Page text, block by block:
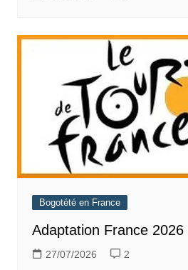
Bogotété en France
Adaptation France 2026
27/07/2026 2